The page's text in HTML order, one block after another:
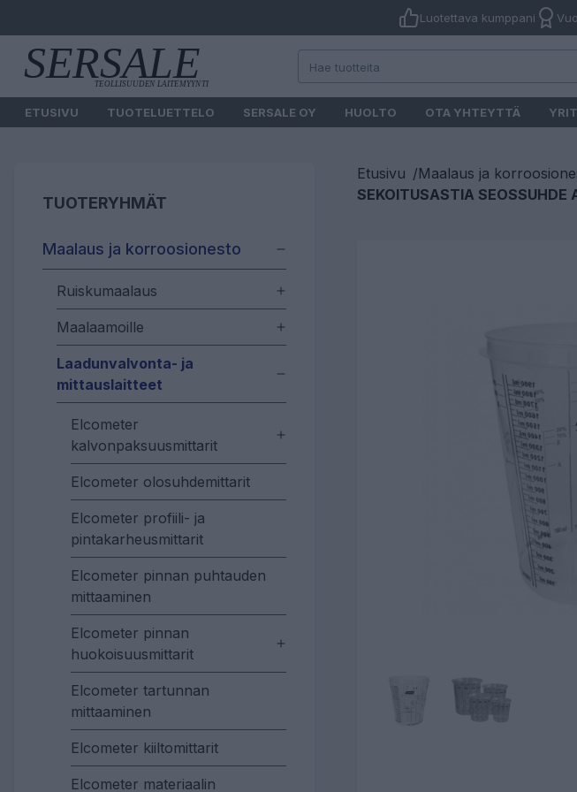
Luotettava kumppani
ETUSIVU TUOTELUETTELO SERSALE OY HUOLTO OTA YHTEYTTÄ
TUOTERYHMÄT
Maalaus ja korroosionesto
Ruiskumaalaus
Maalaamoille
Laadunvalvonta- ja
mittauslaitteet
Elcometer
kalvonpaksuusmittarit
Elcometer olosuhdemittarit
Elcometer profiili- ja
pintakarheusmittarit
Elcometer pinnan puhtauden
mittaaminen
Elcometer pinnan
huokoisuusmittarit
Elcometer tartunnan
mittaaminen
Elcometer kiiltomittarit
Elcometer materiaalin
Etusivu /Maalaus ja
SEKOITUSASTIA SEOSSUHDE